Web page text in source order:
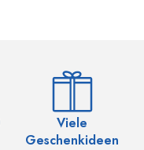
Viele
Geschenkideen